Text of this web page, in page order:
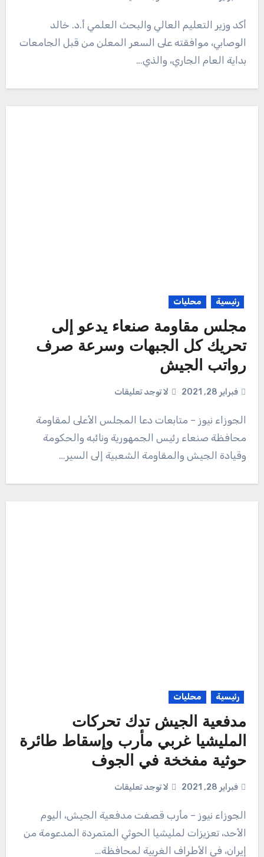
أكد وزير التعليم العالي والبحث العلمي أ.د. خالد
الوصابي، موافقته على السعر المعلن من قبل الجامعات
بداية العام الجاري، والذي…
رئيسية محليات
مجلس مقاومة صنعاء يدعو إلى
تحريك كل الجبهات وسرعة صرف
رواتب الجيش
فبراير 28, 2021 لا توجد تعليقات
محافظة صنعاء رئيس الجمهورية ونائبه والحكومة
وقيادة الجيش والمقاومة الشعبية إلى السير…
رئيسية محليات
مدفعية الجيش تدك تحركات
المليشيا غربي مأرب وإسقاط طائرة
حوثية مفخخة في الجوف
فبراير 28, 2021 لا توجد تعليقات
الجوزاء نيوز – مأرب قصفت مدفعية الجيش، اليوم
الأحد، تعزيزات لمليشيا الحوثي المتمردة المدعومة من
إيران، في الأطراف الغربية لمحافظة…